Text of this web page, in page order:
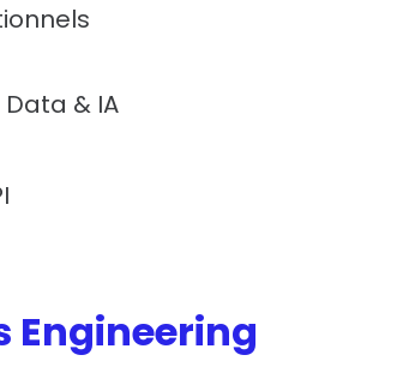
& IA
Engineering